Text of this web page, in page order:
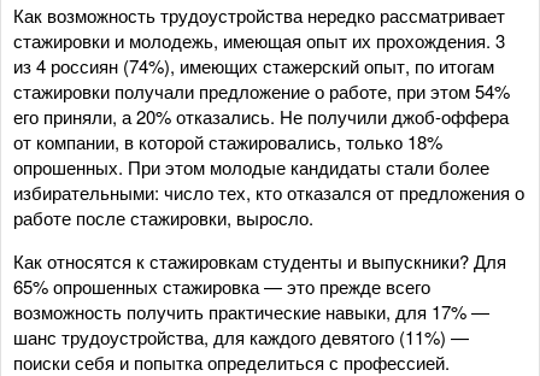
Как возможность трудоустройства нередко рассматривает
стажировки и молодежь, имеющая опыт их прохождения. 3
из 4 россиян (74%), имеющих стажерский опыт, по итогам
стажировки получали предложение о работе, при этом 54%
его приняли, а 20% отказались. Не получили джоб-оффера
от компании, в которой стажировались, только 18%
опрошенных. При этом молодые кандидаты стали более
избирательными: число тех, кто отказался от предложения о
работе после стажировки, выросло.
Как относятся к стажировкам студенты и выпускники? Для
65% опрошенных стажировка — это прежде всего
возможность получить практические навыки, для 17% —
шанс трудоустройства, для каждого девятого (11%) —
поиски себя и попытка определиться с профессией.